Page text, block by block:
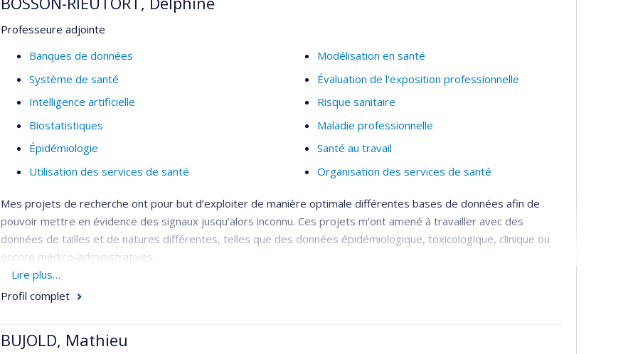
Organisation des soins de santé
Utilisation des services de santé
Prestation de services de santé
Évaluation des services de santé
Services de première ligne
Analyse et évaluation des politiques sur les services de santé
Pratiques professsionnelles
Pratiques médicales
Techniques quantitatives
Professeure adjointe
Banques de données
Système de santé
Intelligence artificielle
Biostatistiques
Épidémiologie
Utilisation des services de santé
Modélisation en santé
Évaluation de l'exposition professionnelle
Risque sanitaire
Maladie professionnelle
Santé au travail
Organisation des services de santé
Mes projets de recherche ont pour but d’exploiter de manière optimale différentes bases de données afin de
pouvoir mettre en évidence des signaux jusqu’alors inconnu. Ces projets m’ont amené à travailler avec des
données de tailles et de natures différentes, telles que des données épidémiologique, toxicologique, clinique ou
encore médico-administratives.
Ma programmation de recherche vise à modéliser et prédire les trajectoires de recours aux soins de la population
vieillissante au Québec, en appliquant différentes méthodes issues de la science des données, sur des données
Lire plus…
Profil complet
BUJOLD, Mathieu